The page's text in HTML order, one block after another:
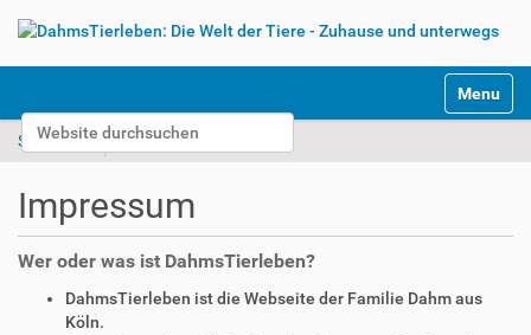
Website durchsuchen
Erweiterte Suche…
k
Toggle
Startseite Impressum
Impressum
Wer oder was ist DahmsTierleben?
DahmsTierleben ist die Webseite der Familie Dahm aus
Köln.